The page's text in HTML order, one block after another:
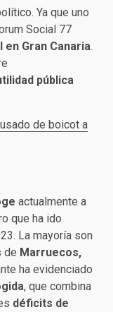
Ya que uno
Social 77
en Gran Canaria.
pública
de boicot a
actualmente a
que ha ido
La mayoría son
de Marruecos,
ha evidenciado
, que combina
déficits de